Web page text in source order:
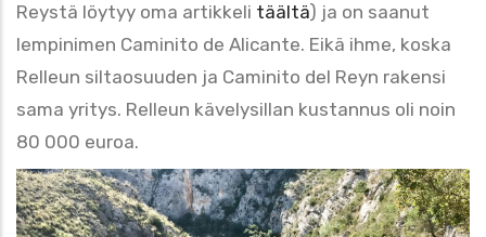
Reystä löytyy oma artikkeli täältä) ja on saanut
lempinimen Caminito de Alicante. Eikä ihme, koska
Relleun siltaosuuden ja Caminito del Reyn rakensi
sama yritys. Relleun kävelysillan kustannus oli noin
80 000 euroa.